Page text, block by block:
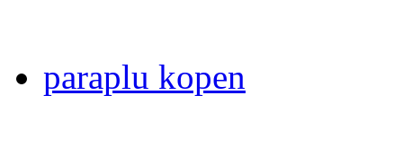
paraplu kopen